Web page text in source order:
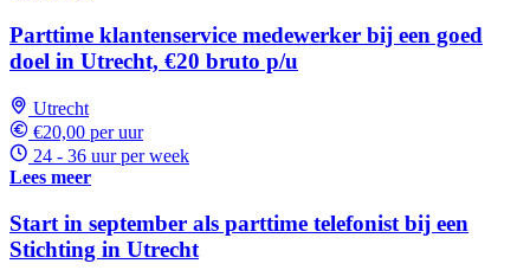
Parttime klantenservice medewerker bij een goed
doel in Utrecht, €20 bruto p/u
Utrecht
€20,00 per uur
24 - 36 uur per week
Lees meer
Start in september als parttime telefonist bij een
Stichting in Utrecht